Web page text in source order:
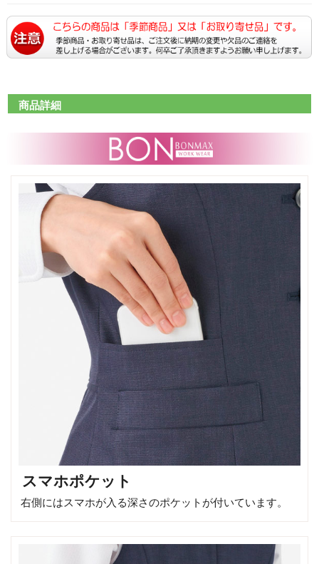
商品詳細
スマホポケット
右側にはスマホが入る深さのポケットが付いています。